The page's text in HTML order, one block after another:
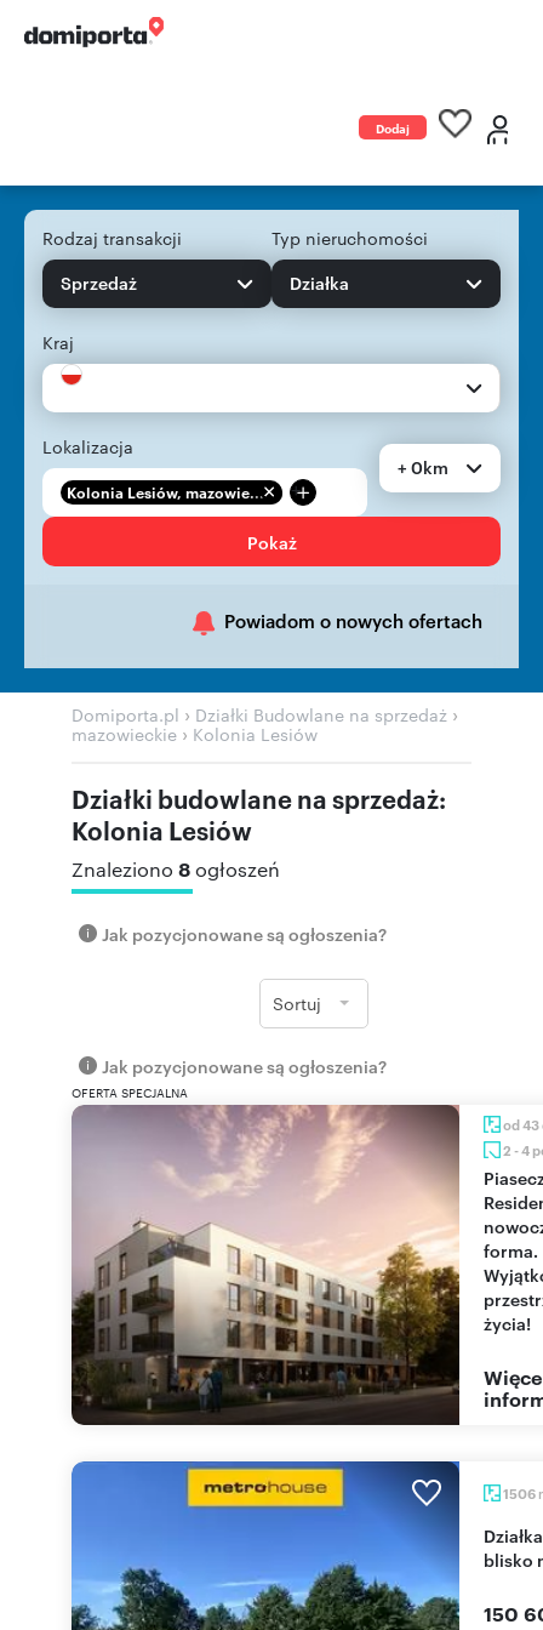
Dodaj
Rodzaj transakcji
Sprzedaż
Typ nieruchomości
Działka
Kraj
Lokalizacja
Kolonia Lesiów, mazowie... +
+ 0km
Pokaż
Powiadom o nowych ofertach
Domiporta.pl › Działki Budowlane na sprzedaż ›
mazowieckie › Kolonia Lesiów
Działki budowlane na sprzedaż:
Kolonia Lesiów
Znaleziono 8ogłoszeń
Jak pozycjonowane są ogłoszenia?
Sortuj
Jak pozycjonowane są ogłoszenia?
OFERTA SPECJALNA
od 43
2 - 4
Piaseczno
forma.
życia!
1506
Działka 1506 m² pod dom lub agroturystykę,
blisko
150